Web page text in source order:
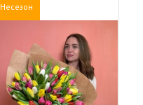
Несезон